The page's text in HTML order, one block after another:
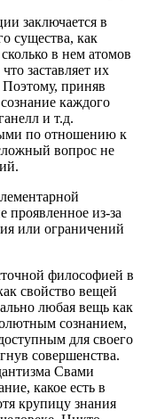
заключается в
существа, как
в нем атомов
заставляет их
Поэтому, приняв
каждого
и т.д.
по отношению к
вопрос не
проявленное из-за
или ограничений
философией в
свойство вещей
любая вещь как
сознанием,
для своего
совершенства.
Свами
какое есть в
крупицу знания